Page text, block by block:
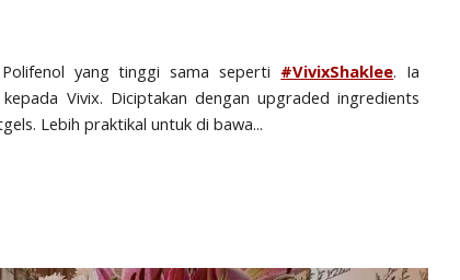
yang tinggi sama seperti #VivixShaklee. Ia
Vivix. Diciptakan dengan upgraded ingredients
Lebih praktikal untuk di bawa...